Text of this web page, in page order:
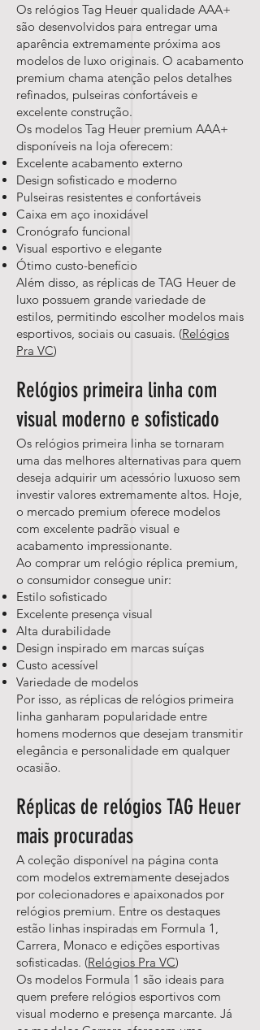
Os relógios Tag Heuer qualidade AAA+
são desenvolvidos para entregar uma
aparência extremamente próxima aos
modelos de luxo originais. O acabamento
premium chama atenção pelos detalhes
refinados, pulseiras confortáveis e
excelente construção.
Os modelos Tag Heuer premium AAA+
disponíveis na loja oferecem:
Excelente acabamento externo
Design sofisticado e moderno
Pulseiras resistentes e confortáveis
Caixa em aço inoxidável
Cronógrafo funcional
Visual esportivo e elegante
Ótimo custo-benefício
Além disso, as réplicas de TAG Heuer de
luxo possuem grande variedade de
estilos, permitindo escolher modelos mais
esportivos, sociais ou casuais. (Relógios
Pra VC)
Relógios primeira linha com
visual moderno e sofisticado
Os relógios primeira linha se tornaram
uma das melhores alternativas para quem
deseja adquirir um acessório luxuoso sem
investir valores extremamente altos. Hoje,
o mercado premium oferece modelos
com excelente padrão visual e
acabamento impressionante.
Ao comprar um relógio réplica premium,
o consumidor consegue unir:
Estilo sofisticado
Excelente presença visual
Alta durabilidade
Design inspirado em marcas suíças
Custo acessível
Variedade de modelos
Por isso, as réplicas de relógios primeira
linha ganharam popularidade entre
homens modernos que desejam transmitir
elegância e personalidade em qualquer
ocasião.
Réplicas de relógios TAG Heuer
mais procuradas
A coleção disponível na página conta
com modelos extremamente desejados
por colecionadores e apaixonados por
relógios premium. Entre os destaques
estão linhas inspiradas em Formula 1,
Carrera, Monaco e edições esportivas
sofisticadas. (Relógios Pra VC)
Os modelos Formula 1 são ideais para
quem prefere relógios esportivos com
visual moderno e presença marcante. Já